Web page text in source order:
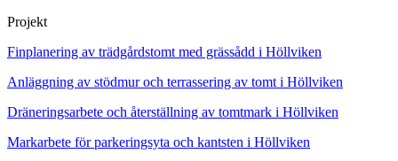
Projekt
Finplanering av trädgårdstomt med grässådd i Höllviken
Anläggning av stödmur och terrassering av tomt i Höllviken
Dräneringsarbete och återställning av tomtmark i Höllviken
Markarbete för parkeringsyta och kantsten i Höllviken